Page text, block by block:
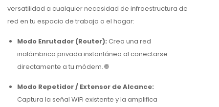
versatilidad a cualquier necesidad de infraestructura de
red en tu espacio de trabajo o el hogar:
Modo Enrutador (Router): Crea una red
inalámbrica privada instantánea al conectarse
directamente a tu módem. 🌐
Modo Repetidor / Extensor de Alcance:
Captura la señal WiFi existente y la amplifica